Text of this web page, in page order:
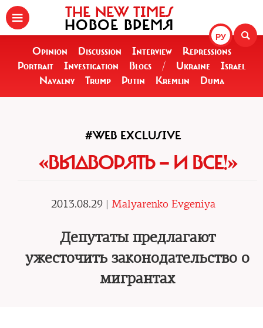
РУ
THE NEW TIMES
НОВОЕ ВРЕМЯ
Opinion Discussion Interview
Repressions
Portrait
Investigation Blogs / Ukraine
Israel
Navalny
Trump Putin Kremlin Duma
#WEB EXCLUSIVE
«ВЫДВОРЯТЬ — И ВСЕ!»
2013.08.29 | Malyarenko Evgeniya
Депутаты предлагают
ужесточить законодательство о
мигрантах